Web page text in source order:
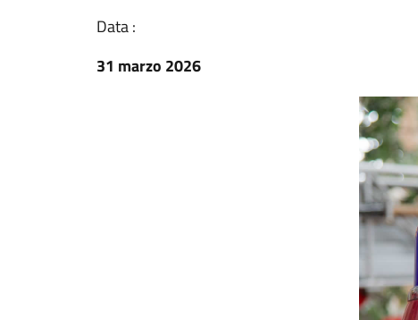
Data :
31 marzo 2026